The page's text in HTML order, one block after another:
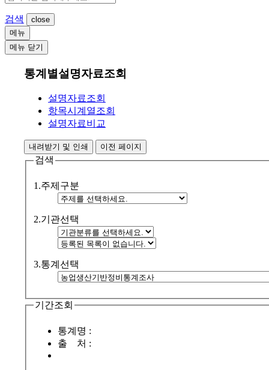
검색
메뉴
메뉴 닫기
통계별설명자료조회
설명자료조회
항목시계열조회
설명자료비교
내려받기 및 인쇄 이전 페이지
검색
1.주제구분
2.기관선택
3.통계선택
기간조회
통계명 :
출 처 :